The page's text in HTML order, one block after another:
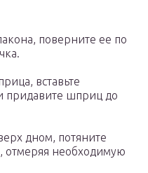
поверните ее по
вставьте
придавите шприц до
дном, потяните
отмеряя необходимую